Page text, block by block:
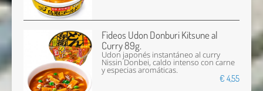
Fideos Udon Donburi Kitsune al
Curry 89g.
Udon japonés instantáneo al curry
Nissin Donbei, caldo intenso con carne
y especias aromáticas.
€ 4,55